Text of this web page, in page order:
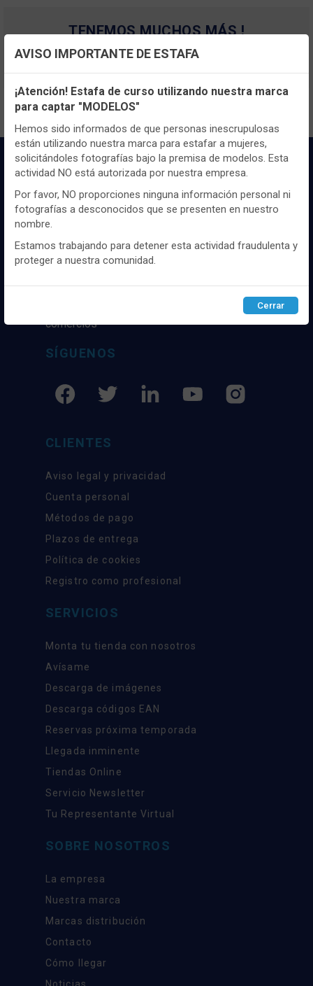
TENEMOS MUCHOS MÁS !
Registrate aquí para poder ver todo el
Distribuidor y mayorista textil de las mejores
marcaas de ropa y complementos del
experiencia como proveedor de los mejores
comercios
SÍGUENOS
CLIENTES
Aviso legal y privacidad
Cuenta personal
Métodos de pago
Plazos de entrega
Política de cookies
Registro como profesional
SERVICIOS
Monta tu tienda con nosotros
Avísame
Descarga de imágenes
Descarga códigos EAN
Reservas próxima temporada
Llegada inminente
Tiendas Online
Servicio Newsletter
Tu Representante Virtual
SOBRE NOSOTROS
La empresa
Nuestra marca
Marcas distribución
Contacto
Cómo llegar
Noticias
Configuración de cookies
Utilizamos cookies propias y de terceros, de sesión o
persistentes, para hacer funcionar de manera segura nuestra
página web y personalizar su contenido.
Igualmente, utilizamos cookies para medir y obtener datos de
la navegación que realizas y para ajustar el contenido a tus
gustos y preferencias.
Puedesconfigurary aceptar el uso de cookies a tu gusto.
Para obtener más información visita nuestra
cookies.
Configurar Rechazar ACEPTAR
AVISO IMPORTANTE DE ESTAFA
¡Atención! Estafa de curso utilizando nuestra marca
para captar "MODELOS"
Hemos sido informados de que personas inescrupulosas
están utilizando nuestra marca para estafar a mujeres,
solicitándoles fotografías bajo la premisa de modelos. Esta
actividad NO está autorizada por nuestra empresa.
Por favor, NO proporciones ninguna información personal ni
fotografías a desconocidos que se presenten en nuestro
nombre.
Estamos trabajando para detener esta actividad fraudulenta y
proteger a nuestra comunidad.
Cerrar